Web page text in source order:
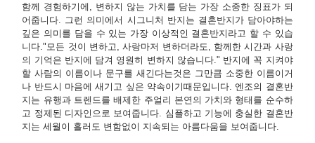
함께 경험하기에, 변하지 않는 가치를 담는 가장 소중한 징표가 되
어줍니다. 그런 의미에서 시그니처 반지는 결혼반지가 담아야하는
깊은 의미를 담을 수 있는 가장 이상적인 결혼반지라고 할 수 있습
니다."모든 것이 변하고, 사랑마저 변하더라도, 함께한 시간과 사랑
의 기억은 반지에 담겨 영원히 변하지 않습니다." 반지에 꼭 지켜야
할 사람의 이름이나 문구를 새긴다는것은 그만큼 소중한 이름이거
나 반드시 마음에 새기고 싶은 약속이기때문입니다. 엔조의 결혼반
지는 유행과 트렌드를 배제한 주얼리 본연의 가치와 형태를 순수하
고 정제된 디자인으로 보여줍니다. 심플하고 기능에 충실한 결혼반
지는 세월이 흘러도 변함없이 지속되는 아름다움을 보여줍니다.